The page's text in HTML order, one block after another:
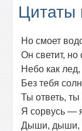
Цитаты
Но смоет
Он светит, но
Небо как лед,
Без тебя
Ты ответь,
Я сорвусь —
Дыши, дыши,